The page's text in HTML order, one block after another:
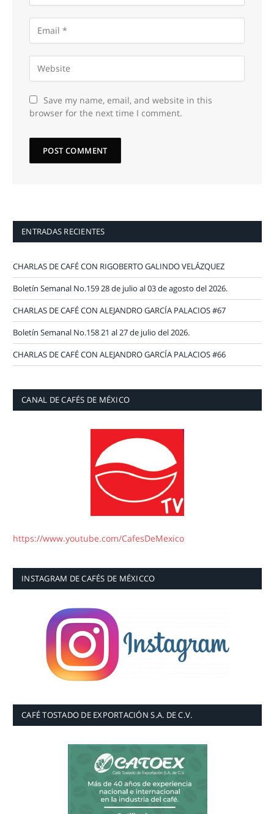
Save my name, email, and website in this
browser for the next time I comment.
ENTRADAS RECIENTES
CHARLAS DE CAFÉ CON RIGOBERTO GALINDO VELÁZQUEZ
Boletín Semanal No.159 28 de julio al 03 de agosto del 2026.
CHARLAS DE CAFÉ CON ALEJANDRO GARCÍA PALACIOS #67
Boletín Semanal No.158 21 al 27 de julio del 2026.
CHARLAS DE CAFÉ CON ALEJANDRO GARCÍA PALACIOS #66
CANAL DE CAFÉS DE MÉXICO
https://www.youtube.com/CafesDeMexico
INSTAGRAM DE CAFÉS DE MÉXICCO
CAFÉ TOSTADO DE EXPORTACIÓN S.A. DE C.V.